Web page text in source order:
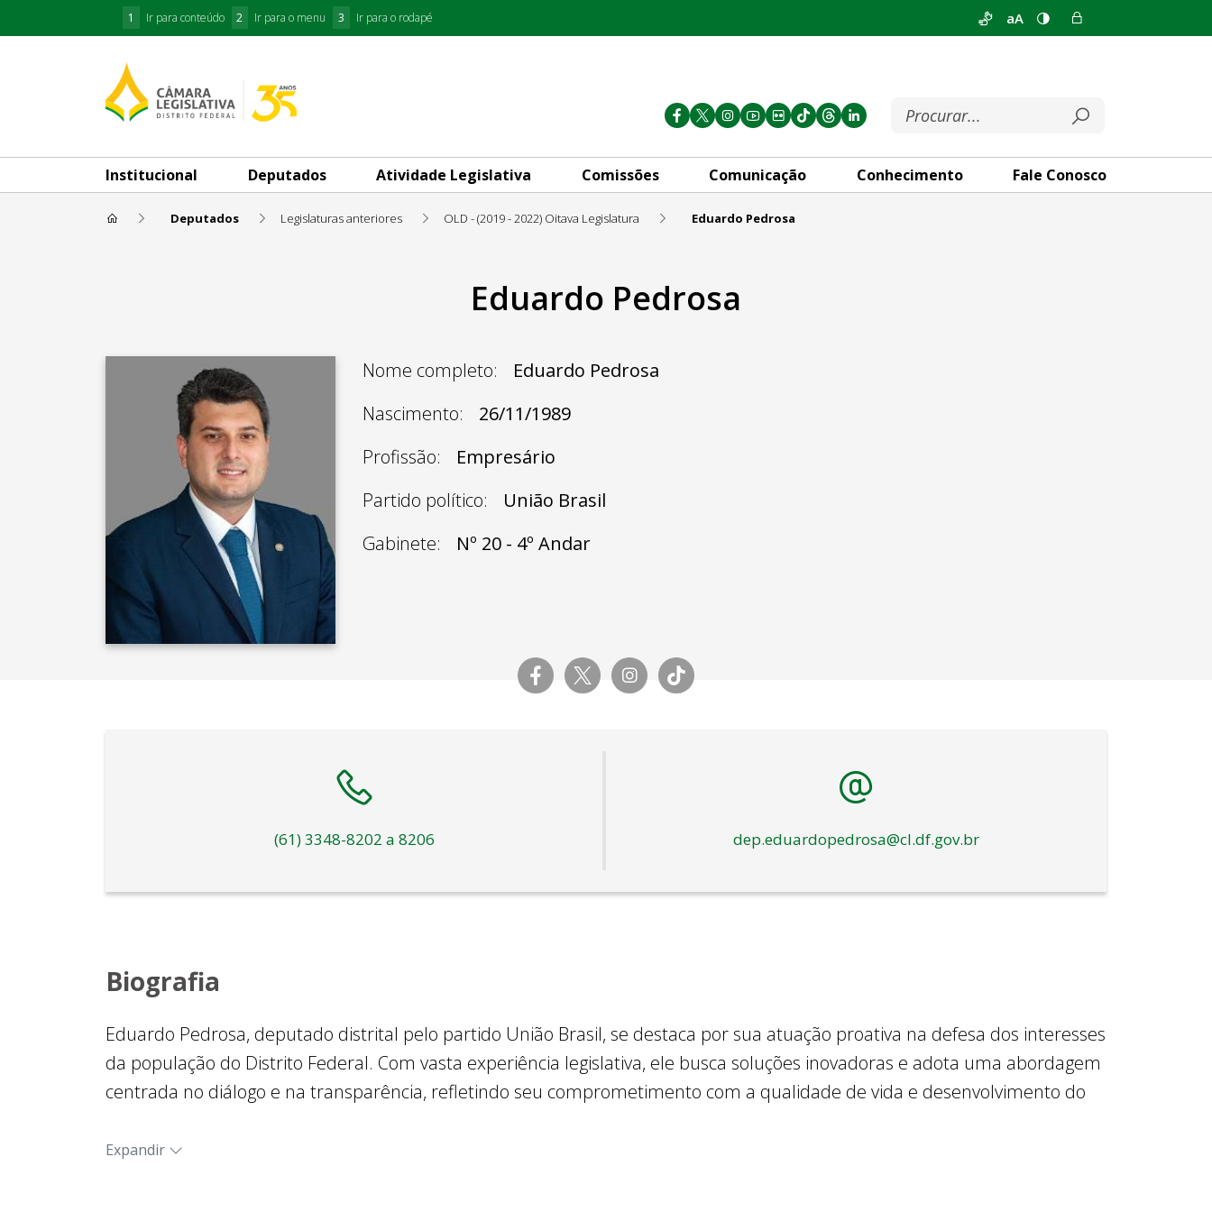
1 Ir para conteúdo 2 Ir para o menu 3 Ir para o rodapé aA
Institucional Deputados Atividade Legislativa Comissões Comunicação Conhecimento Fale Conosco
Deputados Legislaturas anteriores OLD - (2019 - 2022) Oitava Legislatura Eduardo Pedrosa
Eduardo Pedrosa
Nome completo:
Eduardo Pedrosa
Nascimento:
26/11/1989
Profissão:
Empresário
Partido político:
União Brasil
Gabinete:
Nº 20 - 4º Andar
(61) 3348-8202 a 8206 dep.eduardopedrosa@cl.df.gov.br
Biografia
Eduardo Pedrosa, deputado distrital pelo partido União Brasil, se destaca por sua atuação proativa na defesa dos interesses
da população do Distrito Federal. Com vasta experiência legislativa, ele busca soluções inovadoras e adota uma abordagem
centrada no diálogo e na transparência, refletindo seu comprometimento com a qualidade de vida e desenvolvimento do
Dedicado às causas sociais, Pedrosa é autor da Lei Mães Atípicas, estabelecendo o programa "Cuidando de quem cuida",
Expandir